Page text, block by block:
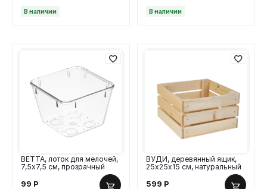
В наличии В наличии
ВЕТТА, лоток для мелочей,
7,5х7,5 см, прозрачный
99 Р
ВУДИ, деревянный ящик,
25х25х15 см, натуральный
599 Р